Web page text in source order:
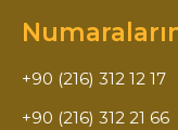
+90 (216) 312 12 17
+90 (216) 312 21 66